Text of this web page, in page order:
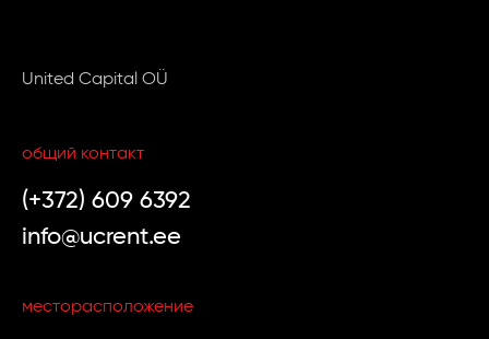
United Capital OÜ
общий контакт
(+372) 609 6392
info@ucrent.ee
месторасположение